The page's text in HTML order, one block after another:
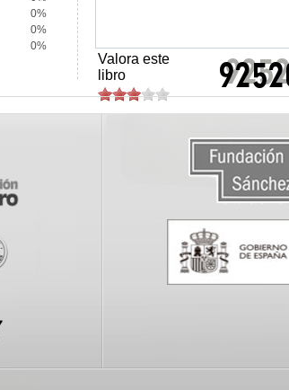
0%
0%
0%
Valora este
libro